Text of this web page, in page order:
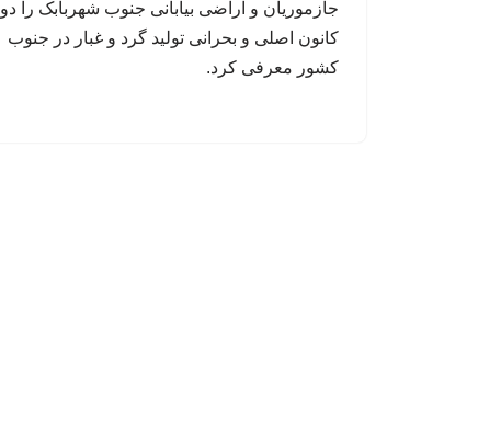
جازموریان و اراضی بیابانی جنوب شهربابک را دو
کانون اصلی و بحرانی تولید گرد و غبار در جنوب
کشور معرفی کرد.